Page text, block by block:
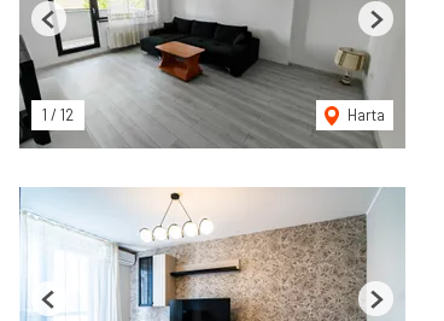
1 / 12 Harta
Previous Next
Previous Next